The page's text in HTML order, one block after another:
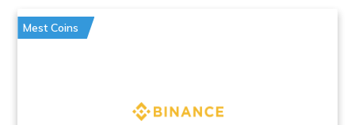
Mest Coins